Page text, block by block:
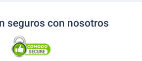
seguros con nosotros